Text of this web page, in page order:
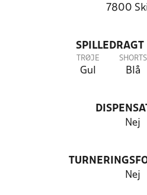
7800
TRØJE
Gul
SHORTS
Blå
Nej
Nej